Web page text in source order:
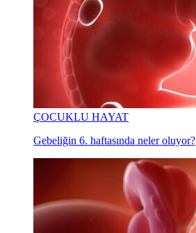
ÇOCUKLU HAYAT
Gebeliğin 6. haftasında neler oluyor?